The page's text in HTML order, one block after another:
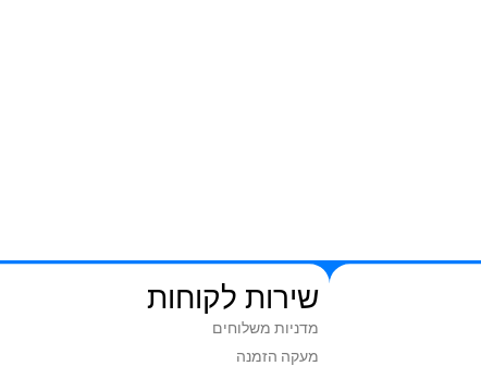
שירות לקוחות
מדניות משלוחים
מעקה הזמנה